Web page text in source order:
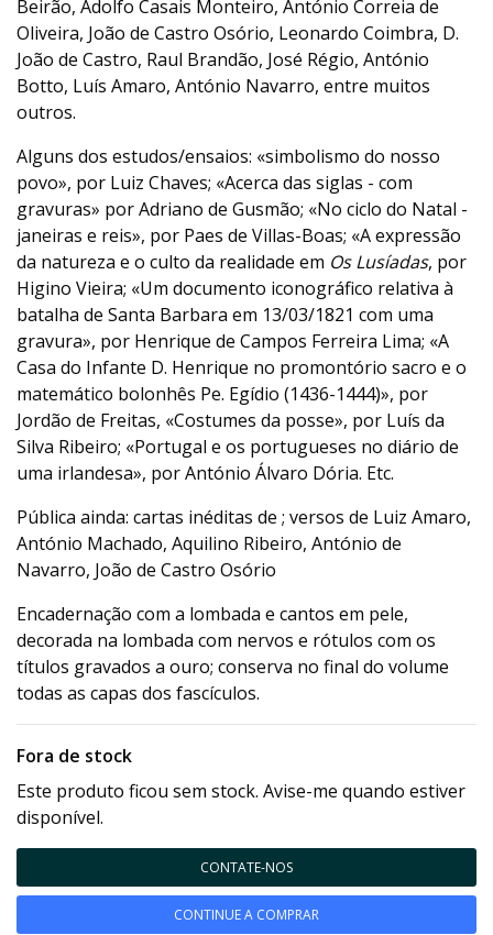
Beirão, Adolfo Casais Monteiro, António Correia de
Oliveira, João de Castro Osório, Leonardo Coimbra, D.
João de Castro, Raul Brandão, José Régio, António
Botto, Luís Amaro, António Navarro, entre muitos
outros.
Alguns dos estudos/ensaios: «simbolismo do nosso
povo», por Luiz Chaves; «Acerca das siglas - com
gravuras» por Adriano de Gusmão; «No ciclo do Natal -
janeiras e reis», por Paes de Villas-Boas; «A expressão
da natureza e o culto da realidade em Os Lusíadas, por
Higino Vieira; «Um documento iconográfico relativa à
batalha de Santa Barbara em 13/03/1821 com uma
gravura», por Henrique de Campos Ferreira Lima; «A
Casa do Infante D. Henrique no promontório sacro e o
matemático bolonhês Pe. Egídio (1436-1444)», por
Jordão de Freitas, «Costumes da posse», por Luís da
Silva Ribeiro; «Portugal e os portugueses no diário de
uma irlandesa», por António Álvaro Dória. Etc.
Pública ainda: cartas inéditas de ; versos de Luiz Amaro,
António Machado, Aquilino Ribeiro, António de
Navarro, João de Castro Osório
Encadernação com a lombada e cantos em pele,
decorada na lombada com nervos e rótulos com os
títulos gravados a ouro; conserva no final do volume
todas as capas dos fascículos.
Fora de stock
Este produto ficou sem stock. Avise-me quando estiver
disponível.
CONTATE-NOS
CONTINUE A COMPRAR